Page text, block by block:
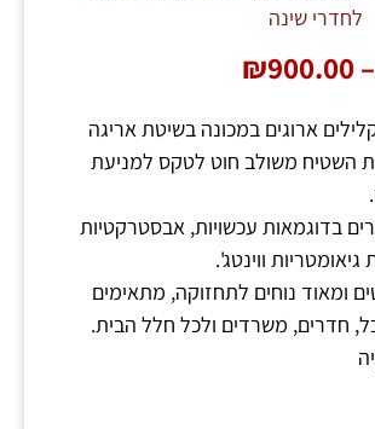
לחדרי שינה
–
₪900.00
ארוגים במכונה בשיטת אריגה
השטיח משולב חוט לטקס למניעת
בדוגמאות עכשויות, אבסטרקטיות
ווינטג'.
ומאוד נוחים לתחזוקה, מתאימים
חדרים, משרדים ולכל חלל הבית.